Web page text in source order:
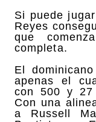
Si puede
Reyes
que
completa.
El
apenas el
con 500 y 27
Con una
a Russell